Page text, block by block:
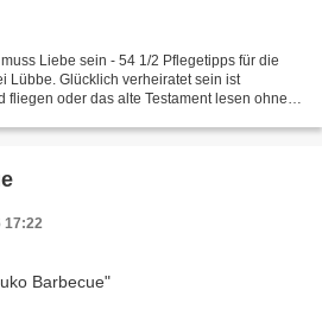
Liebe sein - 54 1/2 Pflegetipps für die
Lübbe. Glücklich verheiratet sein ist
fliegen oder das alte Testament lesen ohne
17:22